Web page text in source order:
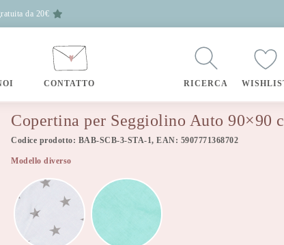
da 20€
CONTATTO RICERCA
Copertina per Seggiolino Auto 90×90
Codice prodotto: BAB-SCB-3-STA-1, EAN: 5907771368702
Modello diverso